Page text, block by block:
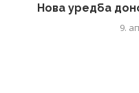
Нова уредба
9.